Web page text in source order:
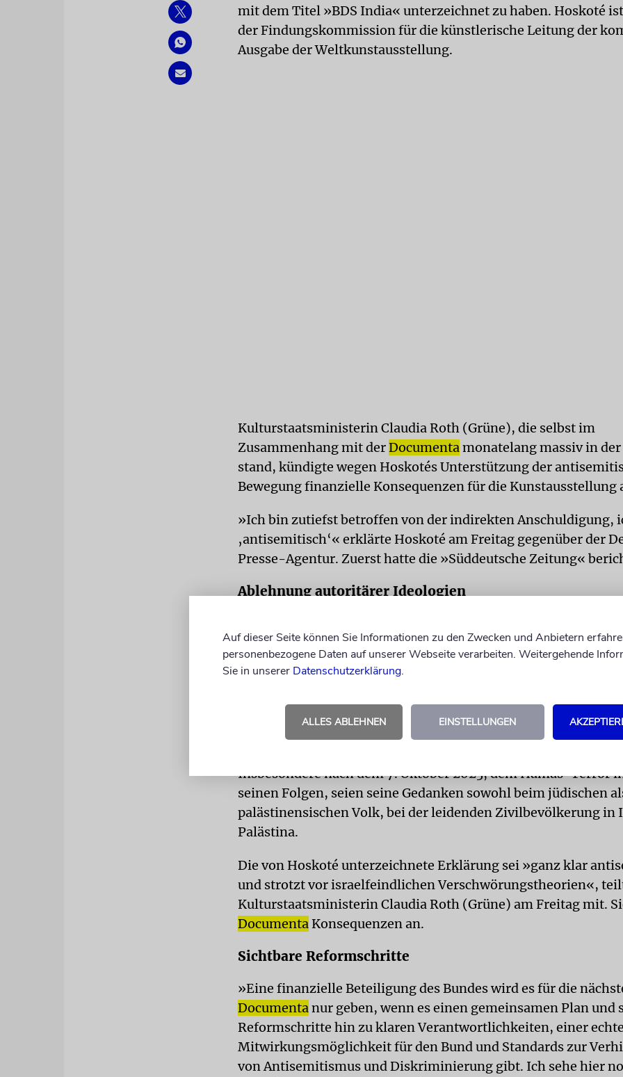
mit dem Titel »BDS India« unterzeichnet zu haben. Hoskoté
der Findungskommission für die künstlerische Leitung der
Ausgabe der Weltkunstausstellung.
Kulturstaatsministerin Claudia Roth (Grüne), die selbst im
Zusammenhang mit derDocumentamonatelang massiv in
stand, kündigte wegen Hoskotés Unterstützung der
Bewegung finanzielle Konsequenzen für die Kunstausstellung
»Ich bin zutiefst betroffen von der indirekten Anschuldigung,
‚antisemitisch‘« erklärte Hoskoté am Freitag gegenüber der
Presse-Agentur. Zuerst hatte die »Süddeutsche Zeitung«
Ablehnung autoritärer Ideologien
den Hindutva-Extremismus, der erklärtermaßen von
Faschismus inspiriert ist«, gestellt. Er habe sein Leben der
autoritärer Ideologien gewidmet. »Unterdessen habe ich mich
und deutlich gegen jeden kulturellen Boykott Israels
lehne die Ziele der BDS-Bewegung ab und unterstütze sie
Hoskoté.
Insbesondere nach dem 7. Oktober 2023, dem Hamas-Terror
seinen Folgen, seien seine Gedanken sowohl beim jüdischen
palästinensischen Volk, bei der leidenden Zivilbevölkerung in
Palästina.
Die von Hoskoté unterzeichnete Erklärung sei »ganz klar
und strotzt vor israelfeindlichen Verschwörungstheorien«,
Kulturstaatsministerin Claudia Roth (Grüne) am Freitag mit.
DocumentaKonsequenzen an.
Sichtbare Reformschritte
»Eine finanzielle Beteiligung des Bundes wird es für die
Documentanur geben, wenn es einen gemeinsamen Plan und
Reformschritte hin zu klaren Verantwortlichkeiten, einer
Mitwirkungsmöglichkeit für den Bund und Standards zur
von Antisemitismus und Diskriminierung gibt. Ich sehe hier
Auf dieser Seite können Sie Informationen zu den Zwecken und Anbietern
personenbezogene Daten auf unserer Webseite verarbeiten. Weitergehende
Sie in unserer Datenschutzerklärung.
ALLES ABLEHNEN EINSTELLUNGEN